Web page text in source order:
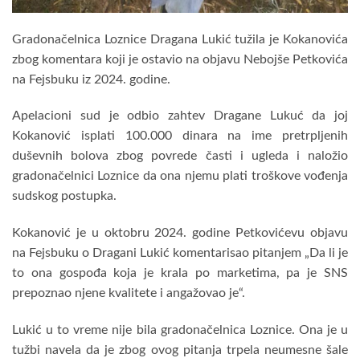
Gradonačelnica Loznice Dragana Lukić tužila je Kokanovića
zbog komentara koji je ostavio na objavu Nebojše Petkovića
na Fejsbuku iz 2024. godine.
Apelacioni sud je odbio zahtev Dragane Lukuć da joj
Kokanović isplati 100.000 dinara na ime pretrpljenih
duševnih bolova zbog povrede časti i ugleda i naložio
gradonačelnici Loznice da ona njemu plati troškove vođenja
sudskog postupka.
Kokanović je u oktobru 2024. godine Petkovićevu objavu
na Fejsbuku o Dragani Lukić komentarisao pitanjem „Da li je
to ona gospođa koja je krala po marketima, pa je SNS
prepoznao njene kvalitete i angažovao je“.
Lukić u to vreme nije bila gradonačelnica Loznice. Ona je u
tužbi navela da je zbog ovog pitanja trpela neumesne šale